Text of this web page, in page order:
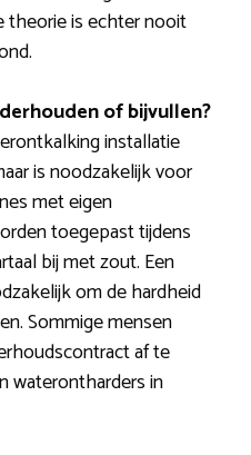
theorie is echter nooit
of bijvullen?
installatie
is noodzakelijk voor
met eigen
toegepast tijdens
bij met zout. Een
om de hardheid
Sommige mensen
af te
waterontharders in